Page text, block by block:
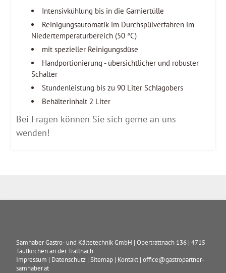
Intensivkühlung bis in die Garniertülle
Reinigungsautomatik im Durchspülverfahren im
Niedertemperaturbereich (50 °C)
mit spezieller Reinigungsdüse
Handportionierung - übersichtlicher und robuster
Schalter
Stundenleistung bis zu 90 Liter Schlagobers
Behälterinhalt 2 Liter
Bei Fragen können Sie sich gerne an uns
wenden!
Samhaber Gastro- und Kältetechnik GmbH |Obertrattnach 136 |4715
Taufkirchen an der Trattnach
Impressum | Datenschutz |Sitemap | Kontakt |office@gastropartner-
samhaber.at